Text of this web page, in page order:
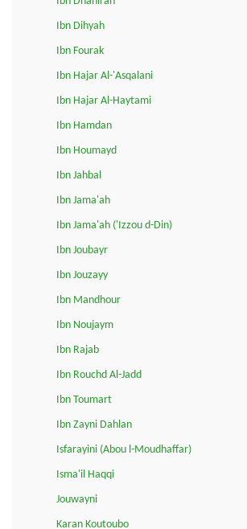
Ibn Dihyah
Ibn Fourak
Ibn Hajar Al-'Asqalani
Ibn Hajar Al-Haytami
Ibn Hamdan
Ibn Houmayd
Ibn Jahbal
Ibn Jama'ah
Ibn Jama'ah ('Izzou d-Din)
Ibn Joubayr
Ibn Jouzayy
Ibn Mandhour
Ibn Noujaym
Ibn Rajab
Ibn Rouchd Al-Jadd
Ibn Toumart
Ibn Zayni Dahlan
Isfarayini (Abou l-Moudhaffar)
Isma'il Haqqi
Jouwayni
Karan Koutoubo